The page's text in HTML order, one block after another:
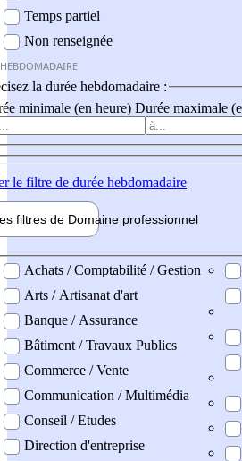
Temps partiel
Non renseignée
la durée hebdomadaire :
minimale (en heure) Durée maximale
le filtre de durée hebdomadaire
filtres de Domaine professionnel
professionel
Achats / Comptabilité / Gestion
Arts / Artisanat d'art
Banque / Assurance
Bâtiment / Travaux Publics
Commerce / Vente
Communication / Multimédia
Conseil / Etudes
Direction d'entreprise